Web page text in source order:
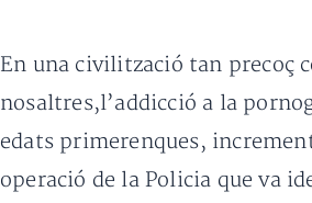
En una civilització tan precoç
nosaltres,l’addicció a la
edats primerenques,
operació de la Policia que va